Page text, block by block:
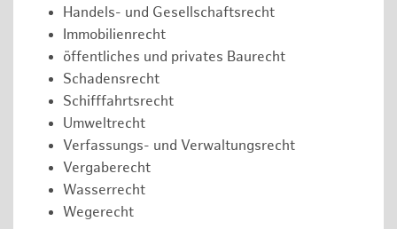
Handels- und Gesellschaftsrecht
Immobilienrecht
öffentliches und privates Baurecht
Schadensrecht
Schifffahrtsrecht
Umweltrecht
Verfassungs- und Verwaltungsrecht
Vergaberecht
Wasserrecht
Wegerecht